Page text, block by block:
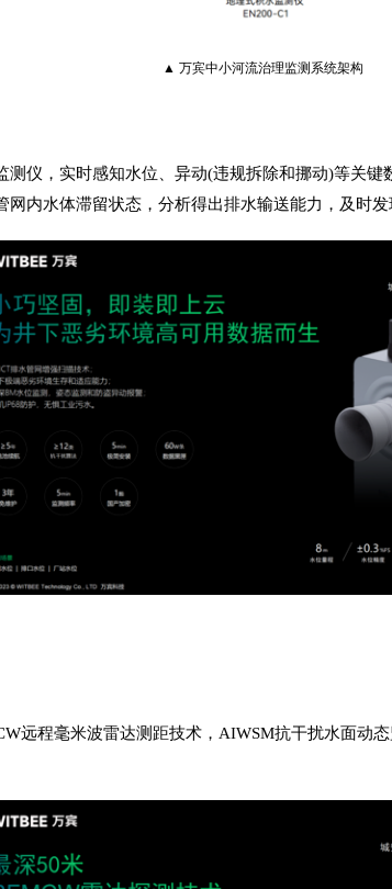
▲ 万宾中小河流治理监测系统架构
仪，实时感知水位、异动(违规拆除和挪动)等关
内水体滞留状态，分析得出排水输送能力，及时发
远程毫米波雷达测距技术，AIWSM抗干扰水面动